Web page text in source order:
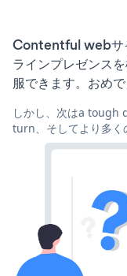
Contentful webサ
ラインプレゼンス
服できます。おめで
しかし、次はa tough
turn、そしてより多く